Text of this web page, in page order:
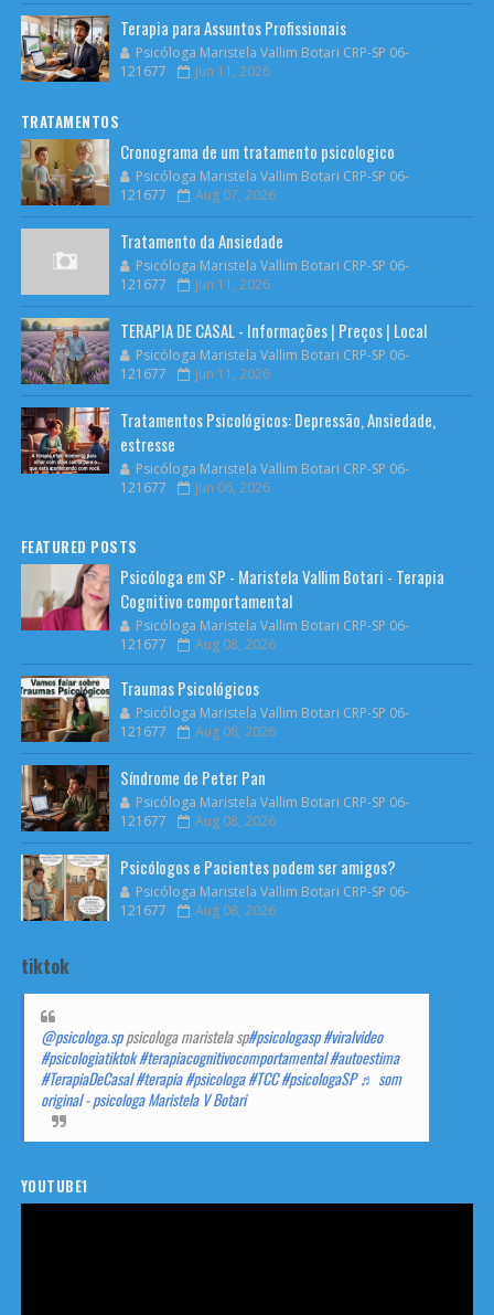
Terapia para Assuntos Profissionais
Psicóloga Maristela Vallim Botari CRP-SP 06-
121677
Jun 11, 2026
TRATAMENTOS
Cronograma de um tratamento psicologico
Psicóloga Maristela Vallim Botari CRP-SP 06-
121677
Aug 07, 2026
Tratamento da Ansiedade
Psicóloga Maristela Vallim Botari CRP-SP 06-
121677
Jun 11, 2026
TERAPIA DE CASAL - Informações | Preços | Local
Psicóloga Maristela Vallim Botari CRP-SP 06-
121677
Jun 11, 2026
Tratamentos Psicológicos: Depressão, Ansiedade,
estresse
Psicóloga Maristela Vallim Botari CRP-SP 06-
121677
Jun 06, 2026
FEATURED POSTS
Psicóloga em SP - Maristela Vallim Botari - Terapia
Cognitivo comportamental
Psicóloga Maristela Vallim Botari CRP-SP 06-
121677
Aug 08, 2026
Traumas Psicológicos
Psicóloga Maristela Vallim Botari CRP-SP 06-
121677
Aug 08, 2026
Síndrome de Peter Pan
Psicóloga Maristela Vallim Botari CRP-SP 06-
121677
Aug 08, 2026
Psicólogos e Pacientes podem ser amigos?
Psicóloga Maristela Vallim Botari CRP-SP 06-
121677
Aug 08, 2026
tiktok
@psicologa.sppsicologa maristela sp#psicologasp#viralvideo
#psicologiatiktok#terapiacognitivocomportamental#autoestima
#TerapiaDeCasal#terapia#psicologa#TCC#psicologaSP ♬ som
original - psicologa Maristela V Botari
YOUTUBE1